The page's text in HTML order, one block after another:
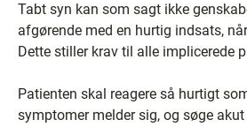
Tabt syn kan som sagt ikke
afgørende med en hurtig indsats,
Dette stiller krav til alle implicerede
Patienten skal reagere så hurtigt
symptomer melder sig, og søge